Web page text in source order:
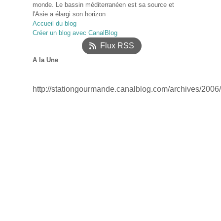
Mars(10)
Février(12)
Janvier (12)
Avril (25)
Mars(22)
Février(17)
Janvier(18)
Mai(33)
Avril (40)
Mars(52)
monde. Le bassin méditerranéen est sa source et
l'Asie a élargi son horizon
Accueil du blog
Créer un blog avec CanalBlog
Flux RSS
A la Une
http://stationgourmande.canalblog.com/archives/